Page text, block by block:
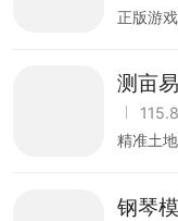
正版游
测亩
精准土
钢琴